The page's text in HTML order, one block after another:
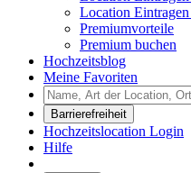
Location
Premiumvorteile
Premium buchen
Hochzeitsblog
Meine Favoriten
Barrierefreiheit
Hochzeitslocation Login
Hilfe